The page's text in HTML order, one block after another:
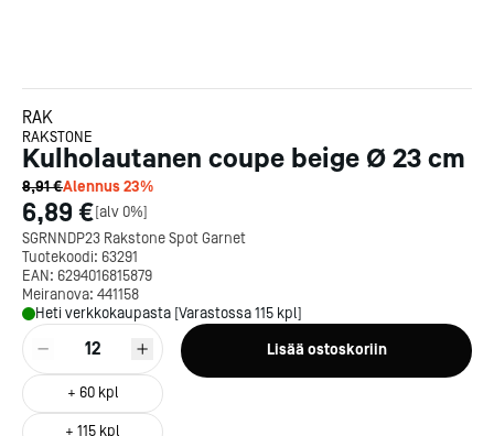
RAK
RAKSTONE
Kulholautanen coupe beige Ø 23 cm
8,91 €Alennus23%
6,89 €[alv 0%]
SGRNNDP23 Rakstone Spot Garnet
Tuotekoodi: 63291
EAN: 6294016815879
Meiranova: 441158
Heti verkkokaupasta [Varastossa 115 kpl]
12
+ 60kpl
+ 115 kpl
Lisää ostoskoriin